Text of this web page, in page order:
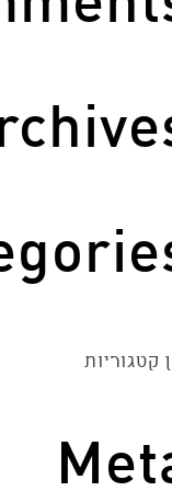
קטגוריות